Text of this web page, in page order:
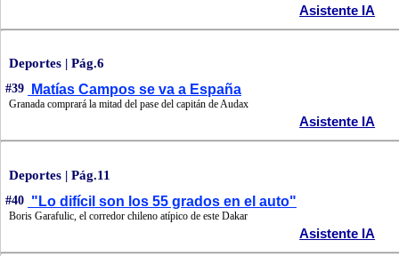
Asistente IA
Deportes | Pág.6
#39 Matías Campos se va a España
Granada comprará la mitad del pase del capitán de Audax
Asistente IA
Deportes | Pág.11
#40 "Lo difícil son los 55 grados en el auto"
Boris Garafulic, el corredor chileno atípico de este Dakar
Asistente IA